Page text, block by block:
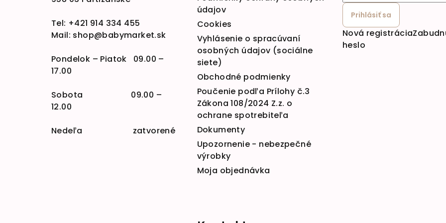
Tel: +421 914 334 455
Mail: shop@babymarket.sk
Pondelok – Piatok 09.00 –
17.00
Sobota 09.00 –
12.00
Nedeľa zatvorené
údajov
Cookies
Vyhlásenie o spracúvaní
osobných údajov (sociálne
siete)
Obchodné podmienky
Poučenie podľa Prílohy č.3
Zákona 108/2024 Z.z. o
ochrane spotrebiteľa
Dokumenty
Upozornenie - nebezpečné
výrobky
Moja objednávka
Prihlásiť sa
Nová registrácia
heslo